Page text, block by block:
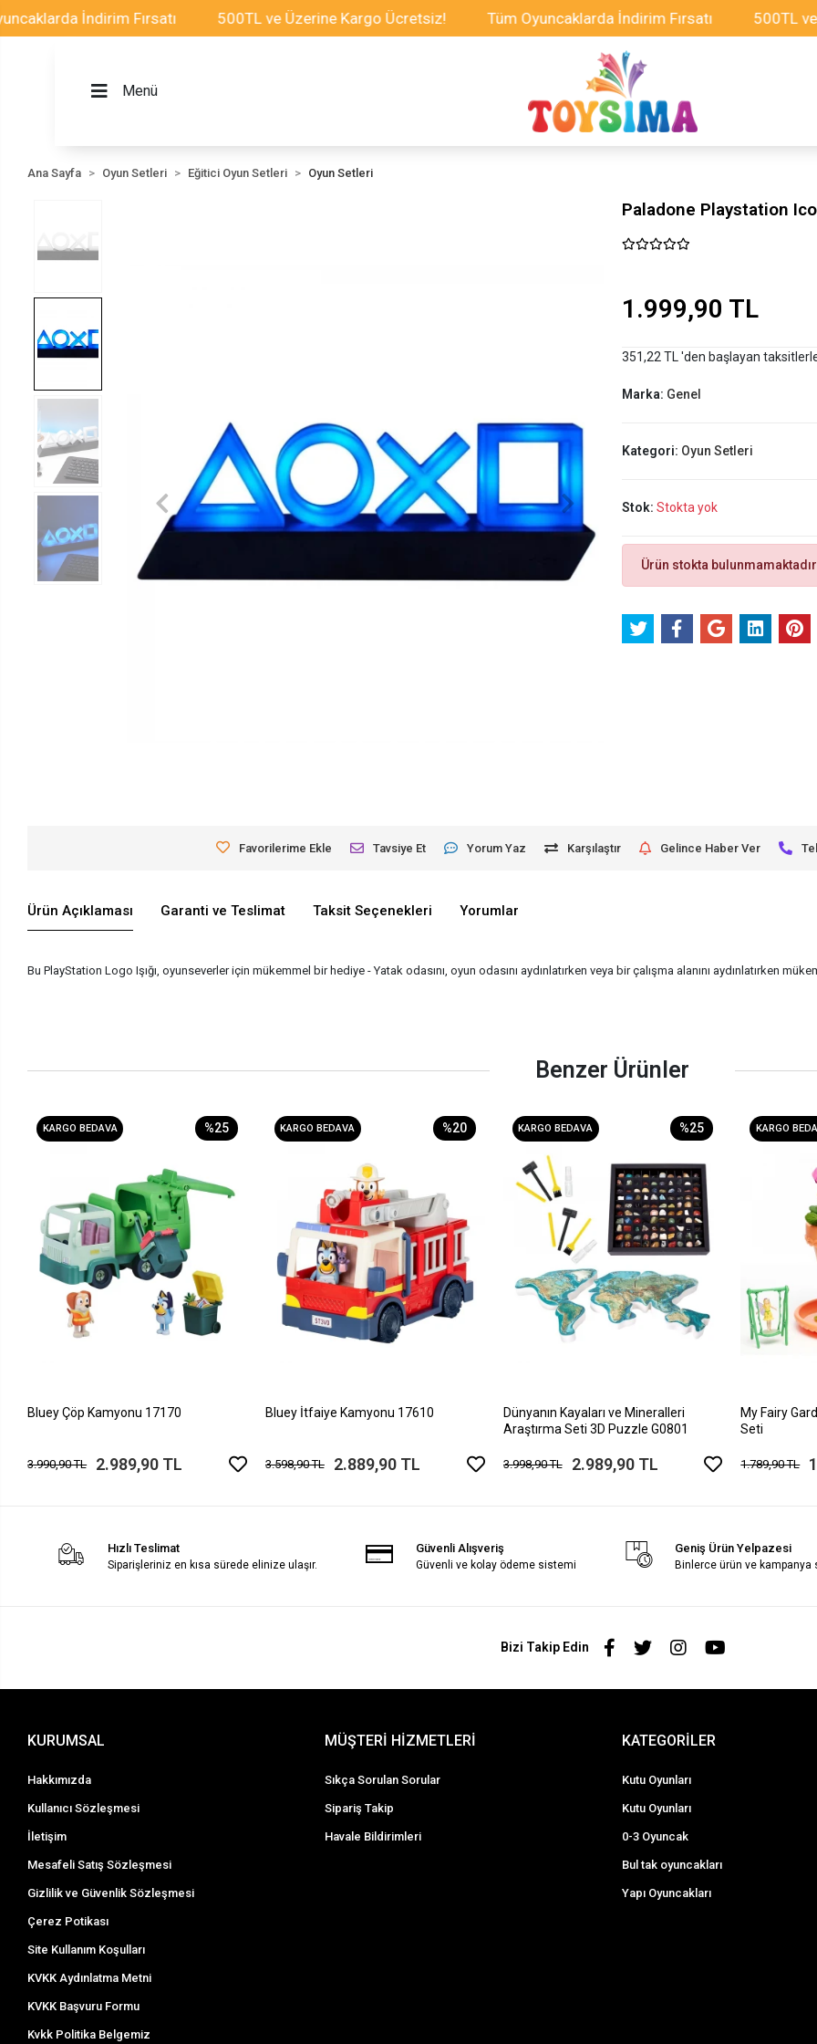
İndirim Fırsatı 500TL ve Üzerine Kargo Ücretsiz! Tüm Oyuncaklarda İndirim Fırsatı 500TL ve
Menü
Ana Sayfa Oyun Setleri Eğitici Oyun Setleri Oyun Setleri
Paladone Playstation
1.999,90 TL
351,22 TL 'den başlayan
Marka: Genel
Kategori: Oyun Setleri
Stok: Stokta yok
Ürün stokta
Favorilerime Ekle Tavsiye Et Yorum Yaz Karşılaştır Gelince Haber Ver
Ürün Açıklaması Garanti ve Teslimat Taksit Seçenekleri Yorumlar
Bu PlayStation Logo Işığı, oyunseverler için mükemmel bir hediye - Yatak odasını, oyun odasını aydınlatırken veya bir çalışma alanını aydınlatırken
Benzer Ürünler
KARGO BEDAVA %25
Bluey Çöp Kamyonu 17170
3.990,90 TL 2.989,90 TL
KARGO BEDAVA %20
Bluey İtfaiye Kamyonu 17610
3.598,90 TL 2.889,90 TL
KARGO BEDAVA %25
Dünyanın Kayaları ve Mineralleri
Araştırma Seti 3D Puzzle G0801
3.998,90 TL 2.989,90 TL
KARGO
My Fairy
Seti
1.789,90 TL
Hızlı Teslimat
Siparişleriniz en kısa sürede elinize ulaşır.
Güvenli Alışveriş
Güvenli ve kolay ödeme sistemi
Geniş Ürün Yelpazesi
Binlerce ürün ve kampanya
Bizi Takip Edin
KURUMSAL
Hakkımızda
Kullanıcı Sözleşmesi
İletişim
Mesafeli Satış Sözleşmesi
Gizlilik ve Güvenlik Sözleşmesi
Çerez Potikası
Site Kullanım Koşulları
KVKK Aydınlatma Metni
KVKK Başvuru Formu
Kvkk Politika Belgemiz
MÜŞTERİ HİZMETLERİ
Sıkça Sorulan Sorular
Sipariş Takip
Havale Bildirimleri
KATEGORİLER
Kutu Oyunları
Kutu Oyunları
0-3 Oyuncak
Bul tak oyuncakları
Yapı Oyuncakları